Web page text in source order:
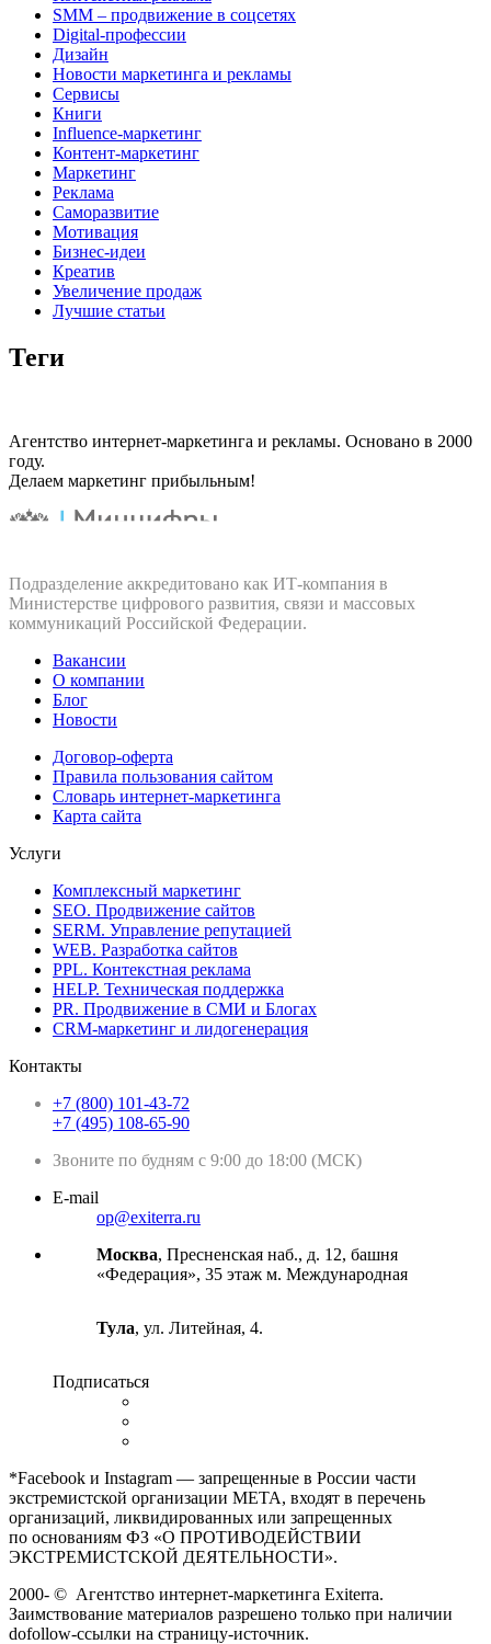
SMM – продвижение в соцсетях
Digital-профессии
Дизайн
Новости маркетинга и рекламы
Сервисы
Книги
Influence-маркетинг
Контент-маркетинг
Маркетинг
Реклама
Саморазвитие
Мотивация
Бизнес-идеи
Креатив
Увеличение продаж
Лучшие статьи
Теги
Агентство интернет-маркетинга и рекламы. Основано в 2000
году.
Делаем маркетинг прибыльным!
Подразделение аккредитовано как ИТ‑компания в
Министерстве цифрового развития, связи и массовых
коммуникаций Российской Федерации.
Вакансии
О компании
Блог
Новости
Договор-оферта
Правила пользования сайтом
Словарь интернет-маркетинга
Карта сайта
Услуги
Комплексный маркетинг
SEO. Продвижение сайтов
SERM. Управление репутацией
WEB. Разработка сайтов
PPL. Контекстная реклама
HELP. Техническая поддержка
PR. Продвижение в СМИ и Блогах
CRM-маркетинг и лидогенерация
Контакты
+7 (800) 101-43-72
+7 (495) 108-65-90
Звоните по будням с 9:00 до 18:00 (МСК)
E-mail
op@exiterra.ru
Москва, Пресненская наб., д. 12, башня
«Федерация», 35 этаж м. Международная
Тула, ул. Литейная, 4.
Подписаться
*Facebook и Instagram — запрещенные в России части
экстремистской организации META, входят в перечень
организаций, ликвидированных или запрещенных
по основаниям ФЗ «О ПРОТИВОДЕЙСТВИИ
ЭКСТРЕМИСТСКОЙ ДЕЯТЕЛЬНОСТИ».
2000- © Агентство интернет-маркетинга Exiterra.
Заимствование материалов разрешено только при наличии
dofollow-ссылки на страницу-источник.